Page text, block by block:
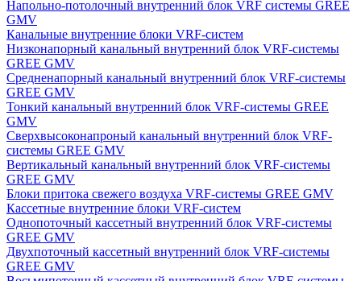
Напольно-потолочный внутренний блок VRF системы GREE
GMV
Канальные внутренние блоки VRF-систем
Низконапорный канальный внутренний блок VRF-системы
GREE GMV
Средненапорный канальный внутренний блок VRF-системы
GREE GMV
Тонкий канальный внутренний блок VRF-системы GREE
GMV
Сверхвысоконапроный канальный внутренний блок VRF-
системы GREE GMV
Вертикальный канальный внутренний блок VRF-системы
GREE GMV
Блоки притока свежего воздуха VRF-системы GREE GMV
Кассетные внутренние блоки VRF-систем
Однопоточный кассетный внутренний блок VRF-системы
GREE GMV
Двухпоточный кассетный внутренний блок VRF-системы
GREE GMV